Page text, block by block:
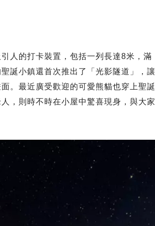
人的打卡裝置，包括一列長達8米，滿
誕小鎮還首次推出了「光影隧道」，讓
。最近廣受歡迎的可愛熊貓也穿上聖誕
，則時不時在小屋中驚喜現身，與大家